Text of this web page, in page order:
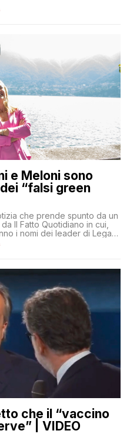
e Meloni sono
“falsi green
che prende spunto da un
Il Fatto Quotidiano in cui,
i nomi dei leader di Lega e
che il “vaccino
| VIDEO